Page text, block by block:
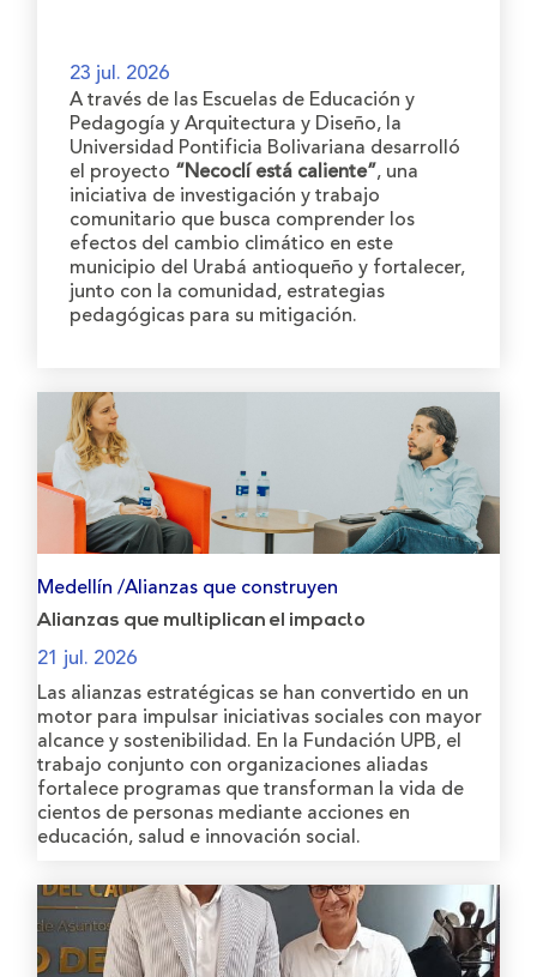
23 jul. 2026
A través de las Escuelas de Educación y
Pedagogía y Arquitectura y Diseño, la
Universidad Pontificia Bolivariana desarrolló
el proyecto “Necoclí está caliente”, una
iniciativa de investigación y trabajo
comunitario que busca comprender los
efectos del cambio climático en este
municipio del Urabá antioqueño y fortalecer,
junto con la comunidad, estrategias
pedagógicas para su mitigación.
Medellín /Alianzas que construyen
Alianzas que multiplican el impacto
21 jul. 2026
Las alianzas estratégicas se han convertido en un
motor para impulsar iniciativas sociales con mayor
alcance y sostenibilidad. En la Fundación UPB, el
trabajo conjunto con organizaciones aliadas
fortalece programas que transforman la vida de
cientos de personas mediante acciones en
educación, salud e innovación social.